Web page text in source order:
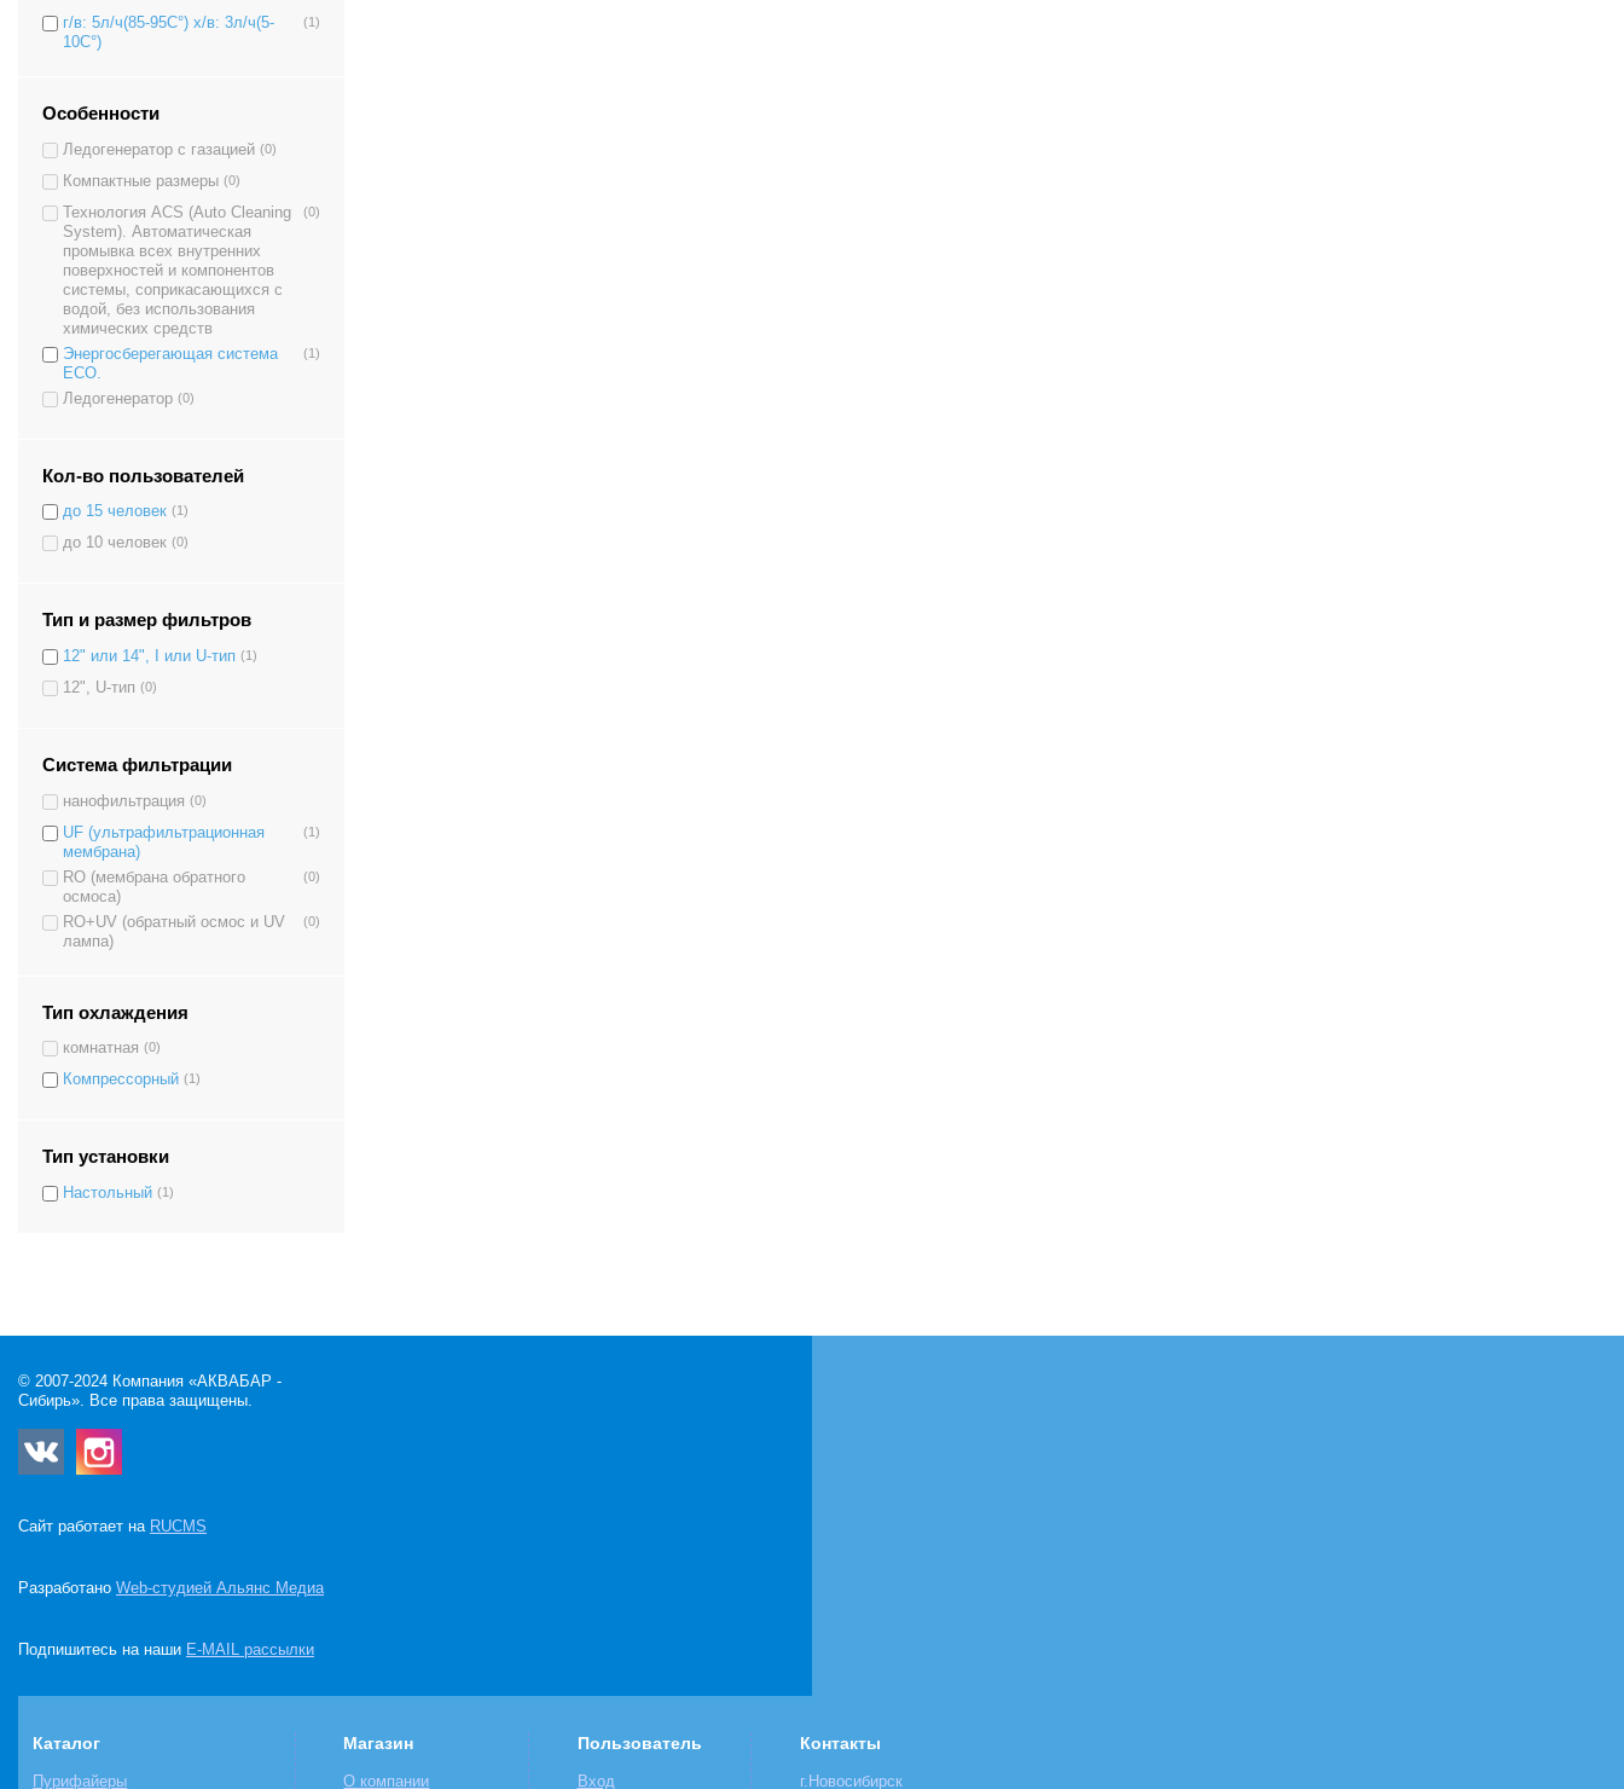
г/в: 5л/ч(85-95C°) х/в: 3л/ч(5-
10C°)
(1)
Особенности
Ледогенератор с газацией (0)
Компактные размеры (0)
Технология ACS (Auto Cleaning
System). Автоматическая
промывка всех внутренних
поверхностей и компонентов
системы, соприкасающихся с
водой, без использования
химических средств
(0)
Энергосберегающая система
ECO.
(1)
Ледогенератор (0)
Кол-во пользователей
до 15 человек (1)
до 10 человек (0)
Тип и размер фильтров
12" или 14", I или U-тип (1)
12", U-тип (0)
Система фильтрации
нанофильтрация (0)
UF (ультрафильтрационная
мембрана)
(1)
RO (мембрана обратного
осмоса)
(0)
RO+UV (обратный осмос и UV
лампа)
(0)
Тип охлаждения
комнатная (0)
Компрессорный (1)
Тип установки
Настольный (1)
© 2007-2024 Компания «АКВАБАР -
Сибирь». Все права защищены.
Сайт работает на RUCMS
Разработано Web-студией Альянс Медиа
Подпишитесь на наши E-MAIL рассылки
Каталог
Пурифайеры
Магазин
О компании
Пользователь
Вход
Контакты
г.Новосибирск